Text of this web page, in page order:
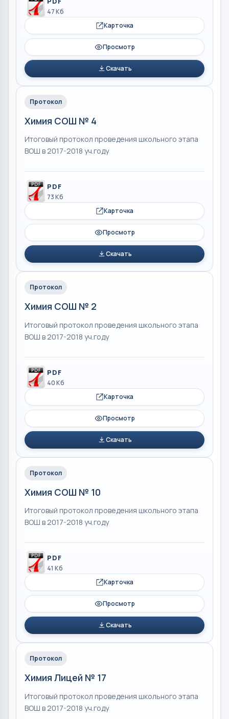
47 Кб
Карточка
Просмотр
Скачать
Протокол
Химия СОШ № 4
Итоговый протокол проведения школьного этапа
ВОШ в 2017-2018 уч.году
PDF
73 Кб
Карточка
Просмотр
Скачать
Протокол
Химия СОШ № 2
Итоговый протокол проведения школьного этапа
ВОШ в 2017-2018 уч.году
PDF
40 Кб
Карточка
Просмотр
Скачать
Протокол
Химия СОШ № 10
Итоговый протокол проведения школьного этапа
ВОШ в 2017-2018 уч.году
PDF
41 Кб
Карточка
Просмотр
Скачать
Протокол
Химия Лицей № 17
Итоговый протокол проведения школьного этапа
ВОШ в 2017-2018 уч.году